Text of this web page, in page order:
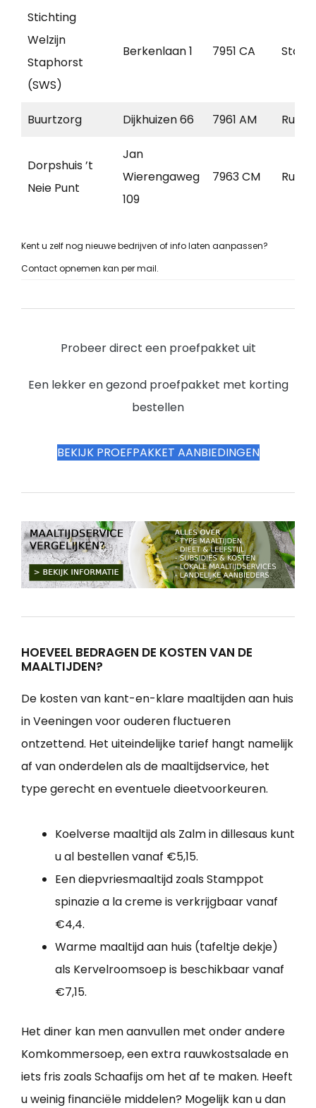
Stichting
Welzijn
Staphorst
(SWS)
Berkenlaan 1 7951 CA
Buurtzorg Dijkhuizen 66 7961 AM
Dorpshuis ’t
Neie Punt
Jan
Wierengaweg
109
7963 CM
Kent u zelf nog nieuwe bedrijven of info laten aanpassen?
Contact opnemen kan per mail.
Probeer direct een proefpakket uit
Een lekker en gezond proefpakket met korting
bestellen
BEKIJK PROEFPAKKET AANBIEDINGEN
HOEVEEL BEDRAGEN DE KOSTEN VAN DE
MAALTIJDEN?
De kosten van kant-en-klare maaltijden aan huis
in Veeningen voor ouderen fluctueren
ontzettend. Het uiteindelijke tarief hangt namelijk
af van onderdelen als de maaltijdservice, het
type gerecht en eventuele dieetvoorkeuren.
Koelverse maaltijd als Zalm in dillesaus kunt
u al bestellen vanaf €5,15.
Een diepvriesmaaltijd zoals Stamppot
spinazie a la creme is verkrijgbaar vanaf
€4,4.
Warme maaltijd aan huis (tafeltje dekje)
als Kervelroomsoep is beschikbaar vanaf
€7,15.
Het diner kan men aanvullen met onder andere
Komkommersoep, een extra rauwkostsalade en
iets fris zoals Schaafijs om het af te maken. Heeft
u weinig financiële middelen? Mogelijk kan u dan